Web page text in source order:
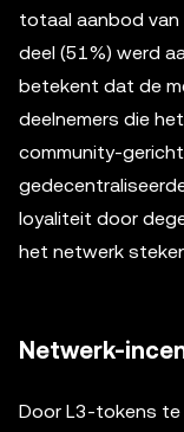
totaal aanbod
deel (51%) werd
betekent dat de
deelnemers die
community-
loyaliteit door
het netwerk
Netwerk-
Door L3-tokens te